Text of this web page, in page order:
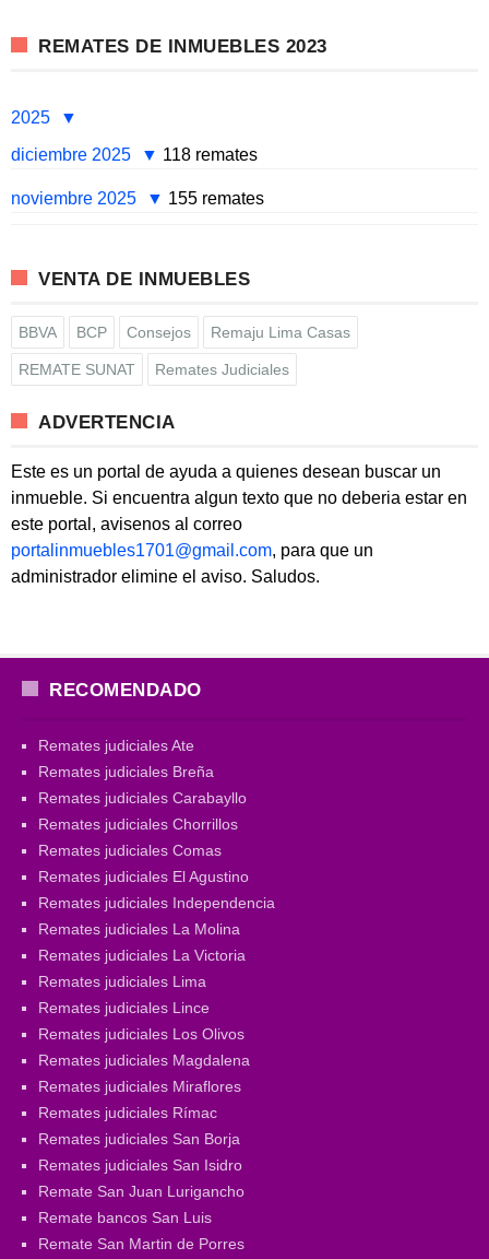
REMATES DE INMUEBLES 2023
2025
diciembre 2025
118 remates
noviembre 2025 155 remates
VENTA DE INMUEBLES
BBVA BCP Consejos Remaju Lima Casas
REMATE SUNAT Remates Judiciales
ADVERTENCIA
Este es un portal de ayuda a quienes desean buscar un
inmueble. Si encuentra algun texto que no deberia estar en
este portal, avisenos al correo
portalinmuebles1701@gmail.com, para que un
administrador elimine el aviso. Saludos.
RECOMENDADO
Remates judiciales Ate
Remates judiciales Breña
Remates judiciales Carabayllo
Remates judiciales Chorrillos
Remates judiciales Comas
Remates judiciales El Agustino
Remates judiciales Independencia
Remates judiciales La Molina
Remates judiciales La Victoria
Remates judiciales Lima
Remates judiciales Lince
Remates judiciales Los Olivos
Remates judiciales Magdalena
Remates judiciales Miraflores
Remates judiciales Rímac
Remates judiciales San Borja
Remates judiciales San Isidro
Remate San Juan Lurigancho
Remate bancos San Luis
Remate San Martin de Porres